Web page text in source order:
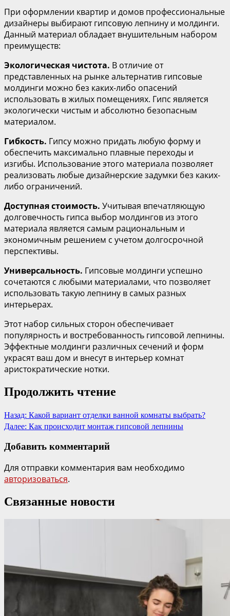
При оформлении квартир и домов профессиональные
дизайнеры выбирают гипсовую лепнину и молдинги.
Данный материал обладает внушительным набором
преимуществ:
Экологическая чистота. В отличие от
представленных на рынке альтернатив гипсовые
молдинги можно без каких-либо опасений
использовать в жилых помещениях. Гипс является
экологически чистым и абсолютно безопасным
материалом.
Гибкость. Гипсу можно придать любую форму и
обеспечить максимально плавные переходы и
изгибы. Использование этого материала позволяет
реализовать любые дизайнерские задумки без каких-
либо ограничений.
Доступная стоимость. Учитывая впечатляющую
долговечность гипса выбор молдингов из этого
материала является самым рациональным и
экономичным решением с учетом долгосрочной
перспективы.
Универсальность. Гипсовые молдинги успешно
сочетаются с любыми материалами, что позволяет
использовать такую лепнину в самых разных
интерьерах.
Этот набор сильных сторон обеспечивает
популярность и востребованность гипсовой лепнины.
Эффектные молдинги различных сечений и форм
украсят ваш дом и внесут в интерьер комнат
аристократические нотки.
Продолжить чтение
Назад: Какой вариант отделки ванной комнаты выбрать?
Далее: Как происходит монтаж гипсовой лепнины
Добавить комментарий
Для отправки комментария вам необходимо
авторизоваться.
Связанные новости